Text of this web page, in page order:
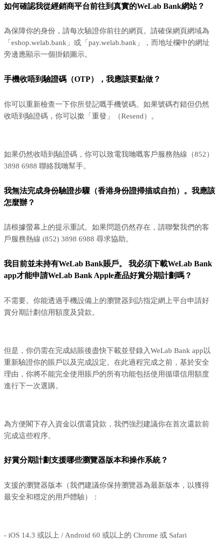
如何確認我從經銷商平台前往到真實的WeLab Bank網站？
為保障你的身份，請每次驗證你前往的網頁。請確保網頁網域為
「eshop.welab.bank」或「pay.welab.bank」，而地址欄中的網址
旁邊應顯示一個掛鎖圖示。
手機收唔到驗證碼（OTP），我應該要點做？
你可以重新檢查一下你所登記嘅手機號碼。如果號碼冇錯但仍然
收唔到驗證碼，你可以撳「重發」（Resend）。
如果仍然收唔到驗證碼，你可以致電我哋嘅客戶服務熱線（852）
3898 6988 聯絡我哋幫手。
我無法完成身份驗證步驟（香港身份證掃描或自拍）。我應該
怎麼辦？
請根據螢幕上的提示重試。如果問題仍然存在，請聯繫我們的客
戶服務熱線 (852) 3898 6988 尋求協助。
我目前並未持有WeLab Bank賬戶。 我必須下載WeLab Bank
app才能申請WeLab Bank Apple產品好賞分期計劃嗎？
不需要。你能透過手機設備上的瀏覽器到訪指定網上平台申請好
賞分期計劃信用額度及貸款。
但是，你仍需在完成結賬後盡快下載並登錄入WeLab Bank app以
重新驗證你的賬戶以及完成設定。在此過程完成之前，基於安全
理由，你將不能完全使用賬戶的所有功能包括使用循環信用額度
進行下一次選購。
為方便閣下存入資金以償還貸款，我們強烈建議你在首次還款前
完成這些程序。
好賞分期計劃支援哪些瀏覽器版本和操作系統？
支援的瀏覽器版本（我們建議你保持瀏覽器為最新版本，以獲得
最安全和穩定的用戶體驗）：
- iOS 14.3 或以上 / Android 60 或以上的 Chrome 或 Safari